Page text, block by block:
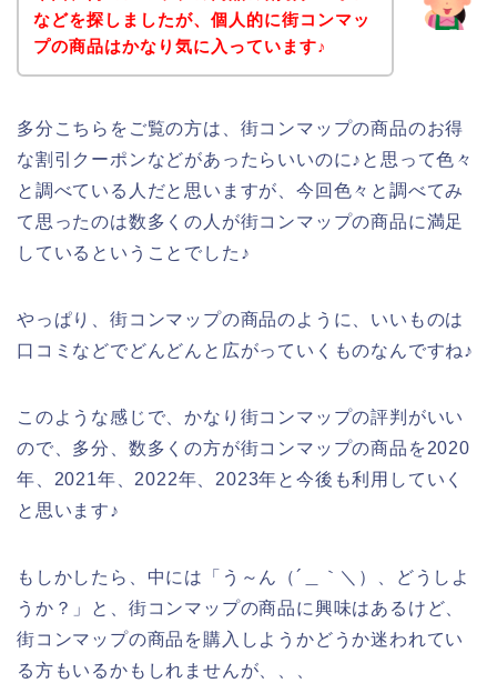
などを探しましたが、個人的に街コンマッ
プの商品はかなり気に入っています♪
多分こちらをご覧の方は、街コンマップの商品のお得
な割引クーポンなどがあったらいいのに♪と思って色々
と調べている人だと思いますが、今回色々と調べてみ
て思ったのは数多くの人が街コンマップの商品に満足
しているということでした♪
やっぱり、街コンマップの商品のように、いいものは
口コミなどでどんどんと広がっていくものなんですね♪
このような感じで、かなり街コンマップの評判がいい
ので、多分、数多くの方が街コンマップの商品を2020
年、2021年、2022年、2023年と今後も利用していく
と思います♪
もしかしたら、中には「う～ん（´＿｀＼）、どうしよ
うか？」と、街コンマップの商品に興味はあるけど、
街コンマップの商品を購入しようかどうか迷われてい
る方もいるかもしれませんが、、、